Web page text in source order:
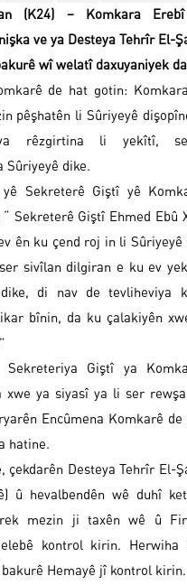
(K24) – Komkara
ve ya Desteya Tehrîr El-
wî welatî daxuyaniyek
de hat gotin:
pêşhatên li Sûriyeyê
rêzgirtina li yekîtî,
Sûriyeyê dike.
Sekreterê Giştî yê
Sekreterê Giştî Ehmed Ebû
ên ku çend roj in li
sivîlan dilgiran e ku ev
di nav de tevliheviya
bînin, da ku çalakiyên
Giştî ya
xwe ya siyasî ya li ser
Encûmena Komkarê
hatine.
çekdarên Desteya Tehrîr El-
û hevalbendên wê duhî
mezin ji taxên wê û
kontrol kirin. Herwiha
Hemayê jî kontrol kirin.